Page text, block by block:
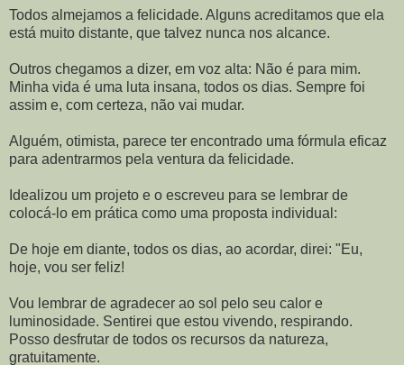
Todos almejamos a felicidade. Alguns acreditamos que ela
está muito distante, que talvez nunca nos alcance.
Outros chegamos a dizer, em voz alta: Não é para mim.
Minha vida é uma luta insana, todos os dias. Sempre foi
assim e, com certeza, não vai mudar.
Alguém, otimista, parece ter encontrado uma fórmula eficaz
para adentrarmos pela ventura da felicidade.
Idealizou um projeto e o escreveu para se lembrar de
colocá-lo em prática como uma proposta individual:
De hoje em diante, todos os dias, ao acordar, direi: "Eu,
hoje, vou ser feliz!
Vou lembrar de agradecer ao sol pelo seu calor e
luminosidade. Sentirei que estou vivendo, respirando.
Posso desfrutar de todos os recursos da natureza,
gratuitamente.